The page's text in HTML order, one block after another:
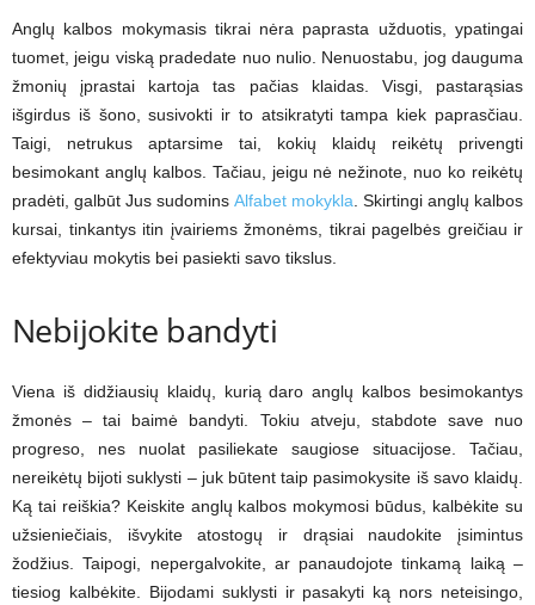
Anglų kalbos mokymasis tikrai nėra paprasta užduotis, ypatingai
tuomet, jeigu viską pradedate nuo nulio. Nenuostabu, jog dauguma
žmonių įprastai kartoja tas pačias klaidas. Visgi, pastarąsias
išgirdus iš šono, susivokti ir to atsikratyti tampa kiek paprasčiau.
Taigi, netrukus aptarsime tai, kokių klaidų reikėtų privengti
besimokant anglų kalbos. Tačiau, jeigu nė nežinote, nuo ko reikėtų
pradėti, galbūt Jus sudomins Alfabet mokykla . Skirtingi anglų kalbos
kursai, tinkantys itin įvairiems žmonėms, tikrai pagelbės greičiau ir
efektyviau mokytis bei pasiekti savo tikslus.
Nebijokite bandyti
Viena iš didžiausių klaidų, kurią daro anglų kalbos besimokantys
žmonės – tai baimė bandyti. Tokiu atveju, stabdote save nuo
progreso, nes nuolat pasiliekate saugiose situacijose. Tačiau,
nereikėtų bijoti suklysti – juk būtent taip pasimokysite iš savo klaidų.
Ką tai reiškia? Keiskite anglų kalbos mokymosi būdus, kalbėkite su
užsieniečiais, išvykite atostogų ir drąsiai naudokite įsimintus
žodžius. Taipogi, nepergalvokite, ar panaudojote tinkamą laiką –
tiesiog kalbėkite. Bijodami suklysti ir pasakyti ką nors neteisingo,